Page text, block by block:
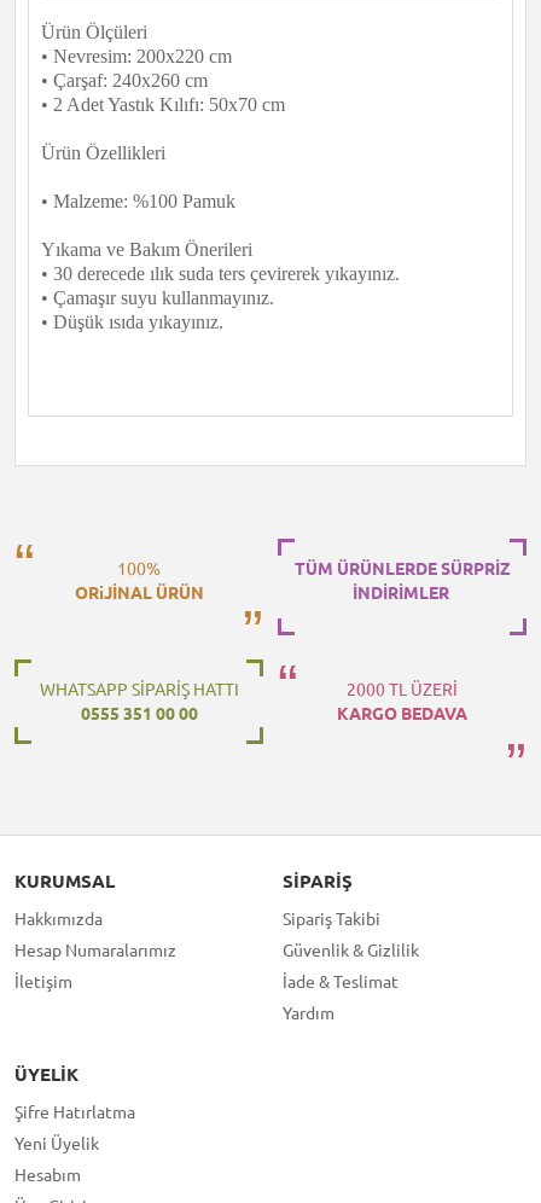
Ürün Ölçüleri
• Nevresim: 200x220 cm
• Çarşaf: 240x260 cm
• 2 Adet Yastık Kılıfı: 50x70 cm
Ürün Özellikleri
• Malzeme: %100 Pamuk
Yıkama ve Bakım Önerileri
• 30 derecede ılık suda ters çevirerek yıkayınız.
• Çamaşır suyu kullanmayınız.
• Düşük ısıda yıkayınız.
100%
ORiJİNAL ÜRÜN
TÜM ÜRÜNLERDE SÜRPRİZ
İNDİRİMLER
WHATSAPP SİPARİŞ HATTI
0555 351 00 00
2000 TL ÜZERİ
KARGO BEDAVA
KURUMSAL
Hakkımızda
Hesap Numaralarımız
İletişim
SIPARIŞ
Sipariş Takibi
Güvenlik & Gizlilik
İade & Teslimat
Yardım
ÜYELIK
Şifre Hatırlatma
Yeni Üyelik
Hesabım